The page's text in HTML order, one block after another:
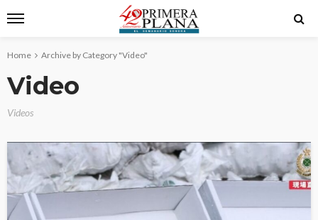
Home Archive by Category "Video"
Video
Videos